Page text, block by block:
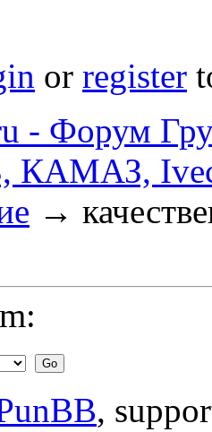
or register
- Форум
КАМАЗ,
→
,